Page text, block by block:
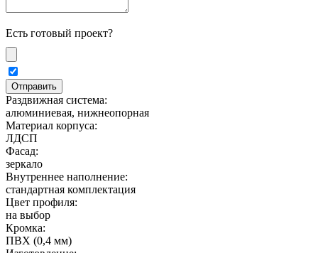
Есть готовый проект?
Раздвижная система:
алюминиевая, нижнеопорная
Материал корпуса:
ЛДСП
Фасад:
зеркало
Внутреннее наполнение:
стандартная комплектация
Цвет профиля:
на выбор
Кромка:
ПВХ (0,4 мм)